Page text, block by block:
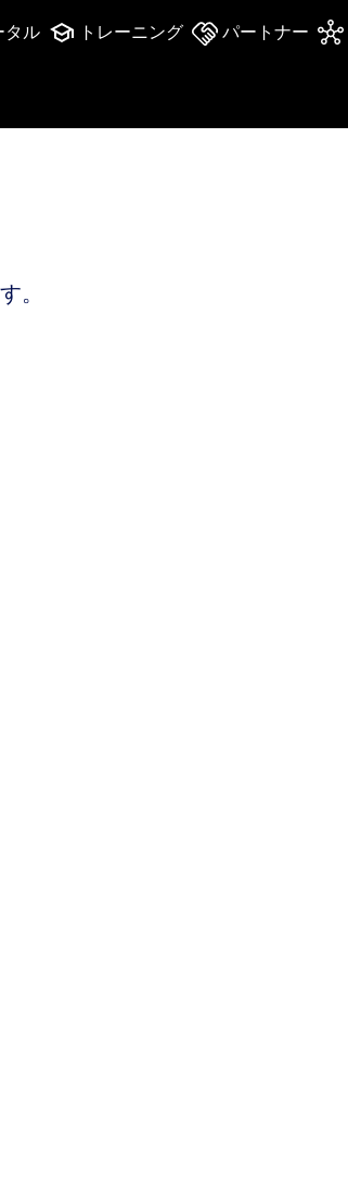
タル トレーニング パートナー
。